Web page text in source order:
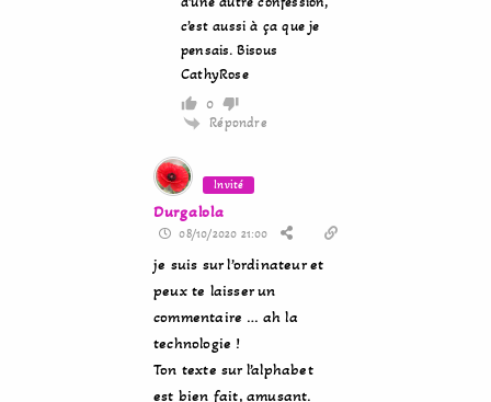
c’est aussi à ça que je
pensais. Bisous
CathyRose
0
Répondre
Invité
Durgalola
08/10/2020 21:00
je suis sur l’ordinateur et
peux te laisser un
commentaire … ah la
technologie !
Ton texte sur l’alphabet
est bien fait, amusant.